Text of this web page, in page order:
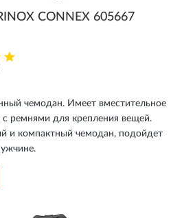
CONNEX 605667
чемодан. Имеет вместительное
с ремнями для крепления вещей.
и компактный чемодан, подойдет